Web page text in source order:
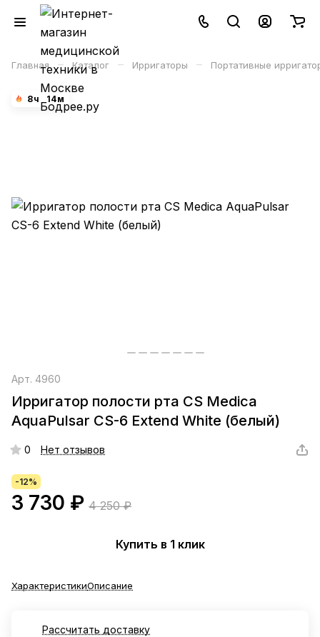
Главная – Каталог – Ирригаторы – Портативные
8ч 14м
Арт. 4960
Ирригатор полости рта CS Medica
AquaPulsar CS-6 Extend White (белый)
0 Нет отзывов
-12%
3 730 ₽ 4 250 ₽
Купить в 1 клик
ХарактеристикиОписание
Рассчитать доставку